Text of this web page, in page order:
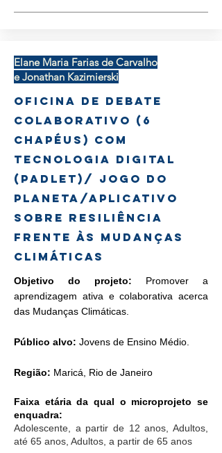
Elane Maria Farias de Carvalho
e Jonathan Kazimierski
Oficina de Debate
Colaborativo (6
chapéus) com
tecnologia digital
(Padlet)/ Jogo do
Planeta/Aplicativo
sobre Resiliência
frente às Mudanças
Climáticas
Objetivo do projeto: Promover a
aprendizagem ativa e colaborativa acerca
das Mudanças Climáticas.
Público alvo: Jovens de Ensino Médio.
Região: Maricá, Rio de Janeiro
Faixa etária da qual o microprojeto se
enquadra:
Adolescente, a partir de 12 anos, Adultos,
até 65 anos, Adultos, a partir de 65 anos